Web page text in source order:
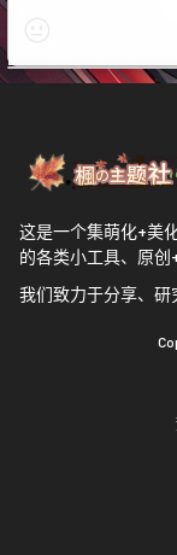
这是一个集萌化+美
的各类小工具、原创
我们致力于分享、研